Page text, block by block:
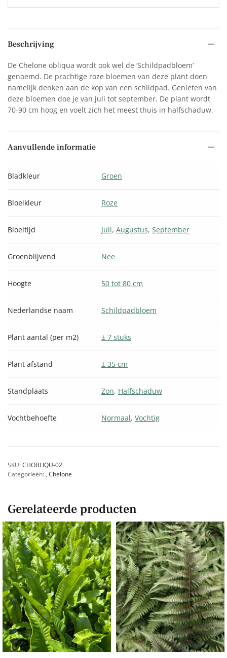
Beschrijving
De Chelone obliqua wordt ook wel de ‘Schildpadbloem’
genoemd. De prachtige roze bloemen van deze plant doen
namelijk denken aan de kop van een schildpad. Genieten van
deze bloemen doe je van juli tot september. De plant wordt
70-90 cm hoog en voelt zich het meest thuis in halfschaduw.
Aanvullende informatie
Bladkleur Groen
Bloeikleur Roze
Bloeitijd Juli,Augustus,September
Groenblijvend Nee
Hoogte 50 tot 80 cm
Nederlandse naam Schildpadbloem
Plant aantal (per m2) ± 7 stuks
Plant afstand ± 35 cm
Standplaats Zon, Halfschaduw
Vochtbehoefte Normaal,Vochtig
SKU:CHOBLIQU-02
Categorieën: , Chelone
Gerelateerde producten